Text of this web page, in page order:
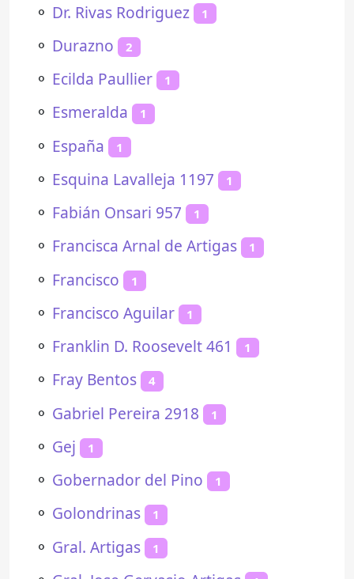
⚬ Dr. Rivas Rodriguez 1
⚬ Durazno 2
⚬ Ecilda Paullier 1
⚬ Esmeralda 1
⚬ España 1
⚬ Esquina Lavalleja 1197 1
⚬ Fabián Onsari 957 1
⚬ Francisca Arnal de Artigas 1
⚬ Francisco 1
⚬ Francisco Aguilar 1
⚬ Franklin D. Roosevelt 461 1
⚬ Fray Bentos 4
⚬ Gabriel Pereira 2918 1
⚬ Gej 1
⚬ Gobernador del Pino 1
⚬ Golondrinas 1
⚬ Gral. Artigas 1